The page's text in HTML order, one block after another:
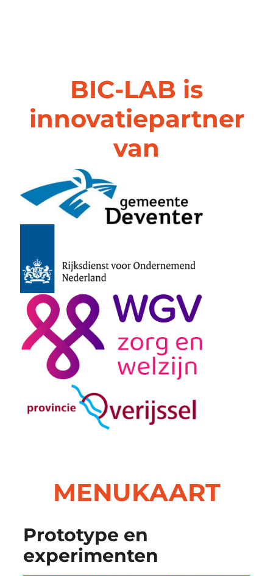
BIC-LAB is
innovatiepartner
van
MENUKAART
Prototype en
experimenten